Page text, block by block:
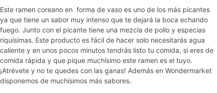
Este ramen coreano en forma de vaso es uno de los más picantes
ya que tiene un sabor muy intenso que te dejará la boca echando
fuego. Junto con el picante tiene una mezcla de pollo y especias
riquísimas. Este producto es fácil de hacer solo necesitarás agua
caliente y en unos pocos minutos tendrás listo tu comida, si eres de
comida rápida y que pique muchísimo este ramen es el tuyo.
¡Atrévete y no te quedes con las ganas! Además en Wondermarket
disponemos de muchísimos más sabores.